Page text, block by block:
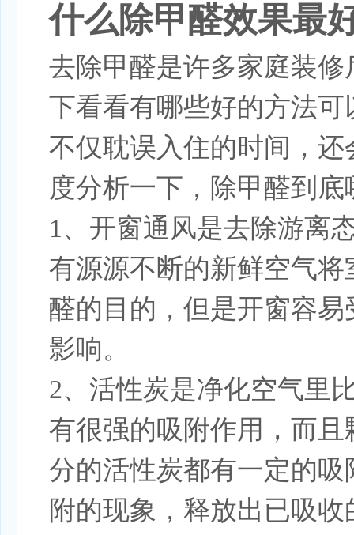
什么除甲醛效果最
去除甲醛是许多家庭装
下看看有哪些好的方法
不仅耽误入住的时间，还
度分析一下，除甲醛到
1、开窗通风是去除游离
有源源不断的新鲜空气
醛的目的，但是开窗容
影响。
2、活性炭是净化空气里
有很强的吸附作用，而
分的活性炭都有一定的
附的现象，释放出已吸